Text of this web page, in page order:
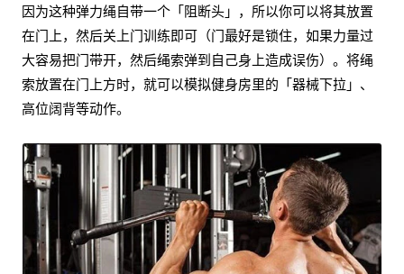
因为这种弹力绳自带一个「阻断头」，所以你可以将其放置
在门上，然后关上门训练即可（门最好是锁住，如果力量过
大容易把门带开，然后绳索弹到自己身上造成误伤）。将绳
索放置在门上方时，就可以模拟健身房里的「器械下拉」、
高位阔背等动作。